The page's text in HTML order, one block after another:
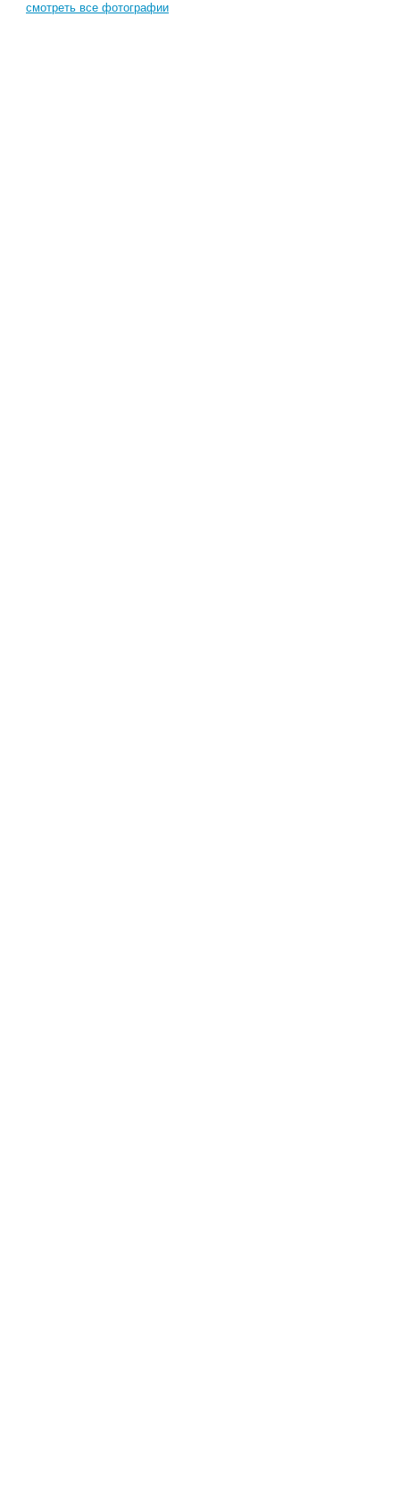
смотреть все фотографии